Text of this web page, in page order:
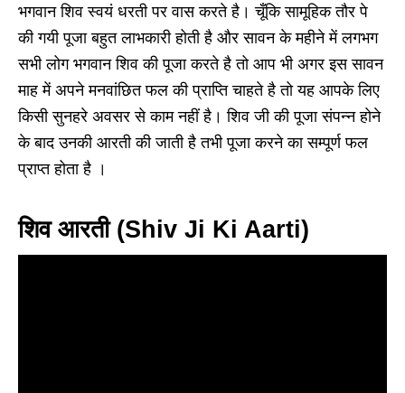
भगवान शिव स्वयं धरती पर वास करते है। चूँकि सामूहिक तौर पे
की गयी पूजा बहुत लाभकारी होती है और सावन के महीने में लगभग
सभी लोग भगवान शिव की पूजा करते है तो आप भी अगर इस सावन
माह में अपने मनवांछित फल की प्राप्ति चाहते है तो यह आपके लिए
किसी सुनहरे अवसर से काम नहीं है। शिव जी की पूजा संपन्न होने
के बाद उनकी आरती की जाती है तभी पूजा करने का सम्पूर्ण फल
प्राप्त होता है ।
शिव आरती (Shiv Ji Ki Aarti)